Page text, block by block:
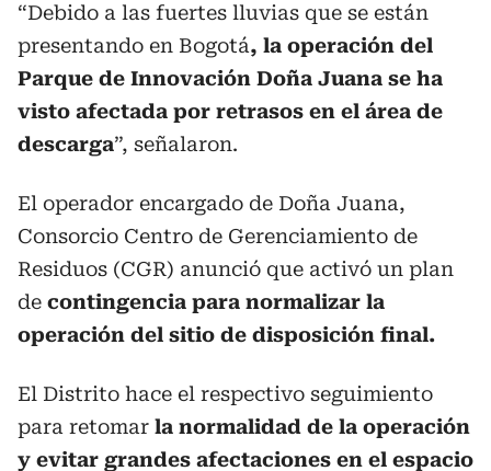
“Debido a las fuertes lluvias que se están
presentando en Bogotá, la operación del
Parque de Innovación Doña Juana se ha
visto afectada por retrasos en el área de
descarga”, señalaron.
El operador encargado de Doña Juana,
Consorcio Centro de Gerenciamiento de
Residuos (CGR) anunció que activó un plan
de contingencia para normalizar la
operación del sitio de disposición final.
El Distrito hace el respectivo seguimiento
para retomar la normalidad de la operación
y evitar grandes afectaciones en el espacio